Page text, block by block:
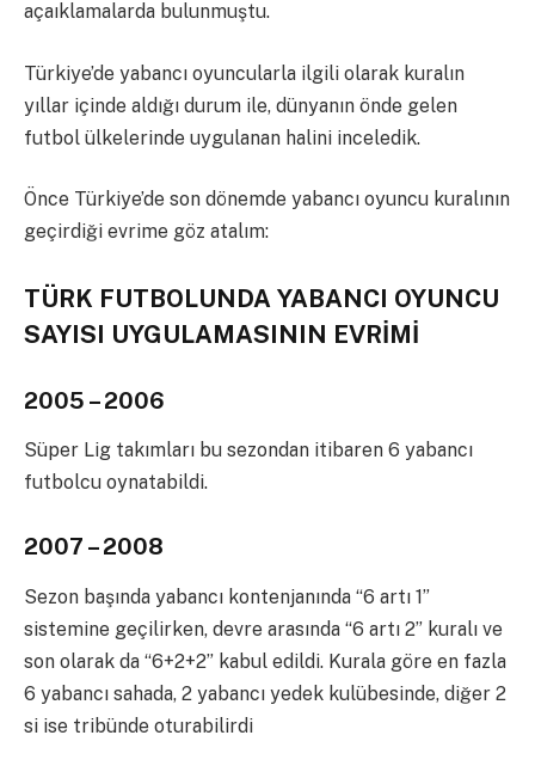
açaıklamalarda bulunmuştu.
Türkiye’de yabancı oyuncularla ilgili olarak kuralın
yıllar içinde aldığı durum ile, dünyanın önde gelen
futbol ülkelerinde uygulanan halini inceledik.
Önce Türkiye’de son dönemde yabancı oyuncu kuralının
geçirdiği evrime göz atalım:
TÜRK FUTBOLUNDA YABANCI OYUNCU
SAYISI UYGULAMASININ EVRİMİ
2005 – 2006
Süper Lig takımları bu sezondan itibaren 6 yabancı
futbolcu oynatabildi.
2007 – 2008
Sezon başında yabancı kontenjanında “6 artı 1”
sistemine geçilirken, devre arasında “6 artı 2” kuralı ve
son olarak da “6+2+2” kabul edildi. Kurala göre en fazla
6 yabancı sahada, 2 yabancı yedek kulübesinde, diğer 2
si ise tribünde oturabilirdi